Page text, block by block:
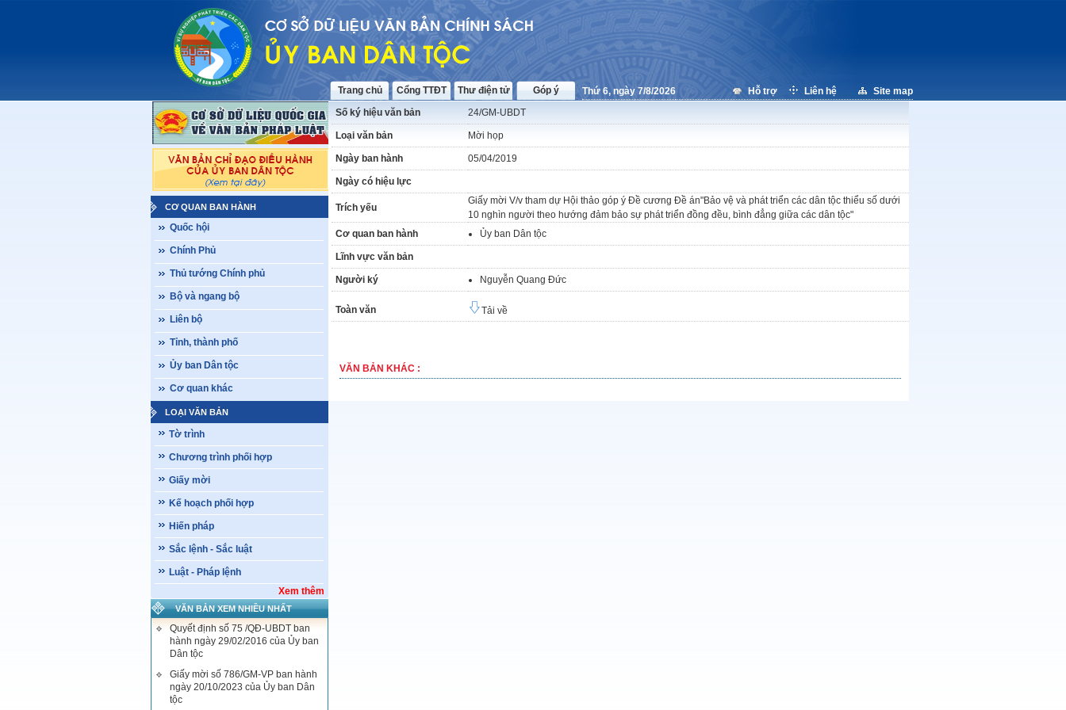
Trang chủ Cổng TTĐT Thư điện tử Góp ý Thứ 6, ngày 7/8/2026 Hỗ trợ Liên hệ Site map
CƠ QUAN BAN HÀNH
Quốc hội
Chính Phủ
Thủ tướng Chính phủ
Bộ và ngang bộ
Liên bộ
Tỉnh, thành phố
Ủy ban Dân tộc
Cơ quan khác
LOẠI VĂN BẢN
Tờ trình
Chương trình phối hợp
Giấy mời
Kế hoạch phối hợp
Hiến pháp
Sắc lệnh - Sắc luật
Luật - Pháp lệnh
Xem thêm
VĂN BẢN XEM NHIỀU NHẤT
Quyết định số 75 /QĐ-UBDT ban
hành ngày 29/02/2016 của Ủy ban
Dân tộc
Giấy mời số 786/GM-VP ban hành
ngày 20/10/2023 của Ủy ban Dân
tộc
Số ký hiệu văn bản 24/GM-UBDT
Loại văn bản Mời họp
Ngày ban hành 05/04/2019
Ngày có hiệu lực
Trích yếu
Giấy mời V/v tham dự Hội thảo góp ý Đề cương Đề án"Bảo vệ và phát triển các dân tộc thiểu số dưới
10 nghìn người theo hướng đảm bảo sự phát triển đồng đều, bình đẳng giữa các dân tộc"
Cơ quan ban hành
Ủy ban Dân tộc
Lĩnh vực văn bản
Người ký Nguyễn Quang Đức
Toàn văn Tải về
VĂN BẢN KHÁC :